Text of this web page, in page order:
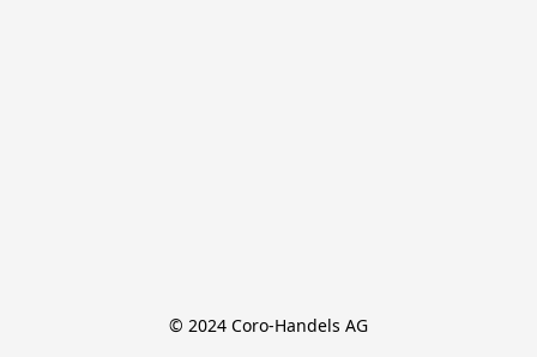
© 2024 Coro-Handels AG